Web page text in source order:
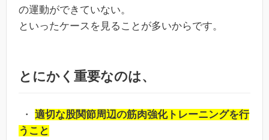
の運動ができていない。
といったケースを見ることが多いからです。
とにかく重要なのは、
・ 適切な股関節周辺の筋肉強化トレーニングを行
うこと